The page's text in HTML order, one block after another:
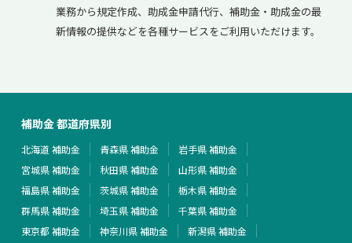
業務から規定作成、助成金申請代行、補助金・助成金の最
新情報の提供などを各種サービスをご利用いただけます。
補助金 都道府県別
北海道 補助金 青森県 補助金
岩手県 補助金
宮城県 補助金
秋田県 補助金
山形県 補助金
福島県 補助金
茨城県 補助金
栃木県 補助金
群馬県 補助金
埼玉県 補助金
千葉県 補助金
東京都 補助金
神奈川県 補助金
新潟県 補助金